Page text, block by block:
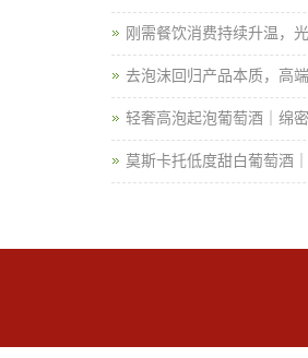
刚需餐饮消费持续升温，
去泡沫回归产品本质，高
轻奢高泡起泡葡萄酒｜绵
莫斯卡托低度甜白葡萄酒